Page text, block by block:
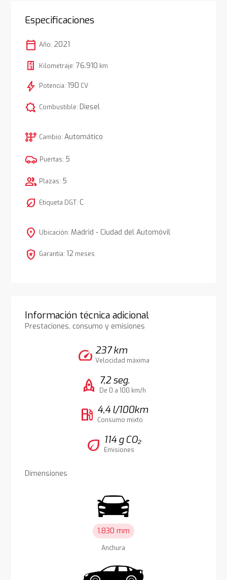
Especificaciones
calendar_today Año: 2021
Kilometraje: 76.910 km
bolt Potencia: 190 CV
comic_bubble Combustible: Diesel
auto_transmission Cambio: Automático
Puertas: 5
group Plazas: 5
nest_eco_leaf Etiqueta DGT: C
location_on Ubicación: Madrid - Ciudad del Automóvil
local_police Garantía: 12 meses
Información técnica adicional
Prestaciones, consumo y emisiones
speed 237 km
Velocidad máxima
rocket 7,2 seg.
De 0 a 100 km/h
local_gas_station 4,4 l/100km
Consumo mixto
eco 114 g CO₂
Emisiones
Dimensiones
1.830 mm
Anchura